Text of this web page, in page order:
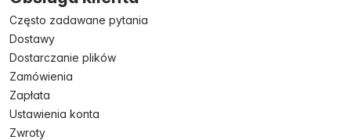
Często zadawane pytania
Dostawy
Dostarczanie plików
Zamówienia
Zapłata
Ustawienia konta
Zwroty